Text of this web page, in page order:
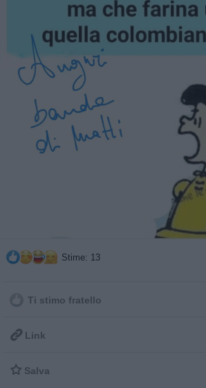
Stime: 13
Ti stimo fratello
 Link
 Salva